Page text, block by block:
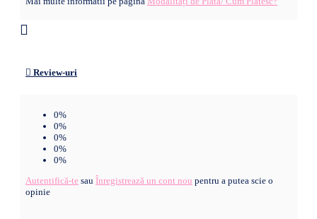
Review-uri
0%
0%
0%
0%
0%
Autentifică-te sau Înregistrează un cont nou pentru a putea scie o
opinie